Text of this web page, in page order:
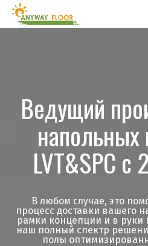
Ведущий
напольных
LVT&SPC с
В любом случае, это
процесс доставки вашего
рамки концепции и в руки
наш полный спектр
полы